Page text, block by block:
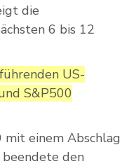
die
6 bis 12
US-
S&P500
einem Abschlag
den